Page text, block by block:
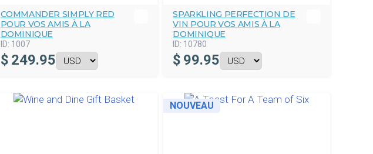
COMMANDER SIMPLY RED
POUR VOS AMIS À LA
DOMINIQUE
ID: 1007
$ 249.95
SPARKLING PERFECTION DE
VIN POUR VOS AMIS À LA
DOMINIQUE
ID: 10780
$ 99.95
NOUVEAU